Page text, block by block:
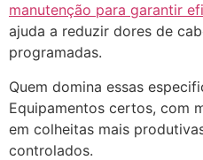
manutenção para garantir
ajuda a reduzir dores de
programadas.
Quem domina essas
Equipamentos certos, com
em colheitas mais
controlados.